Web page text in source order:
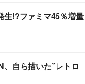
生!?ファミマ45％増量
自ら描いた”レトロ